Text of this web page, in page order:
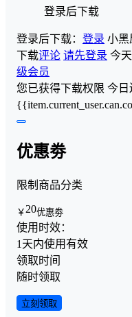
登录后下载
登录后下载： 登录 小黑
下载评论 请先登录 今
级会员
您已获得下载权限 今日
优惠劵
限制商品分类
￥ 20优惠劵
使用时效：
1天内使用有效
领取时间
随时领取
立刻领取